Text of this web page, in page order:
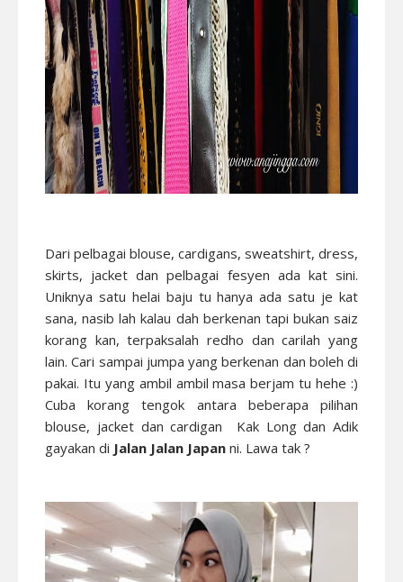
Dari pelbagai blouse, cardigans, sweatshirt, dress,
skirts, jacket dan pelbagai fesyen ada kat sini.
Uniknya satu helai baju tu hanya ada satu je kat
sana, nasib lah kalau dah berkenan tapi bukan saiz
korang kan, terpaksalah redho dan carilah yang
lain. Cari sampai jumpa yang berkenan dan boleh di
pakai. Itu yang ambil ambil masa berjam tu hehe :)
Cuba korang tengok antara beberapa pilihan
blouse, jacket dan cardigan Kak Long dan Adik
gayakan di Jalan Jalan Japan ni. Lawa tak ?